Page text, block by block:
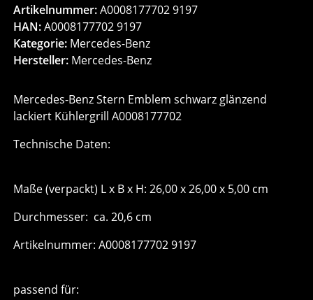
Artikelnummer:A0008177702 9197
HAN:A0008177702 9197
Kategorie: Mercedes-Benz
Hersteller: Mercedes-Benz
Mercedes-Benz Stern Emblem schwarz glänzend
lackiert Kühlergrill A0008177702
Technische Daten:
Maße (verpackt) L x B x H: 26,00 x 26,00 x 5,00 cm
Durchmesser: ca. 20,6 cm
Artikelnummer: A0008177702 9197
passend für: